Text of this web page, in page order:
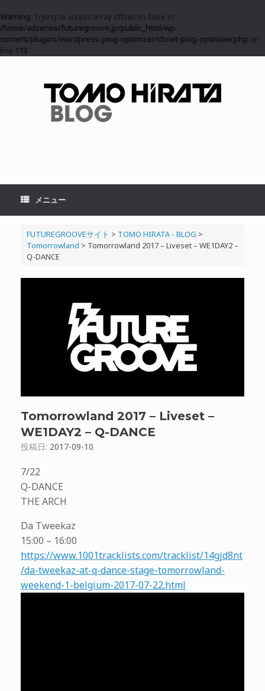
Warning: Trying to access array offset on false in
/home/adsense/futuregroove.jp/public_html/wp-
content/plugins/wordpress-ping-optimizer/cbnet-ping-optimizer.php on
line 113
メニュー
FUTUREGROOVEサイト > TOMO HIRATA - BLOG >
Tomorrowland > Tomorrowland 2017 – Liveset – WE1DAY2 –
Q-DANCE
Tomorrowland 2017 – Liveset –
WE1DAY2 – Q-DANCE
投稿日: 2017-09-10
7/22
Q-DANCE
THE ARCH
Da Tweekaz
15:00 – 16:00
https://www.1001tracklists.com/tracklist/14gjd8nt
/da-tweekaz-at-q-dance-stage-tomorrowland-
weekend-1-belgium-2017-07-22.html